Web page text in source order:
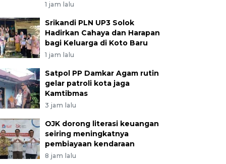
1 jam lalu
Srikandi PLN UP3 Solok
Hadirkan Cahaya dan Harapan
bagi Keluarga di Koto Baru
1 jam lalu
Satpol PP Damkar Agam rutin
gelar patroli kota jaga
Kamtibmas
3 jam lalu
OJK dorong literasi keuangan
seiring meningkatnya
pembiayaan kendaraan
8 jam lalu